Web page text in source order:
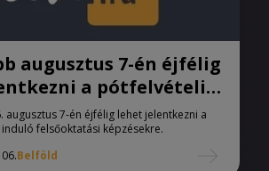
augusztus 7-én éjfélig
a pótfelvételi
augusztus 7-én éjfélig lehet jelentkezni a
felsőoktatási képzésekre.
Belföld